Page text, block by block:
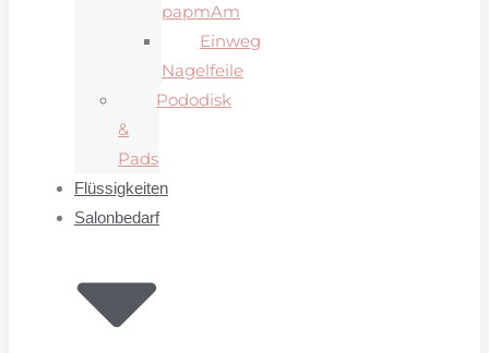
papmAm
Einweg
Nagelfeile
Pododisk
&
Pads
Flüssigkeiten
Salonbedarf